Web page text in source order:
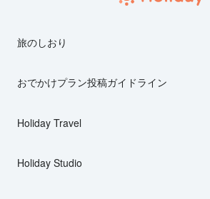
旅のしおり
おでかけプラン投稿ガイドライン
Holiday Travel
Holiday Studio